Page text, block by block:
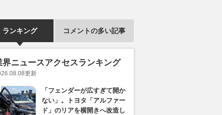
ランキング コメントの多い記事
界ニュースアクセスランキング
更新
「フェンダーが広すぎて開か
ない」。トヨタ「アルファー
ド」のリアを横開きへ改造し